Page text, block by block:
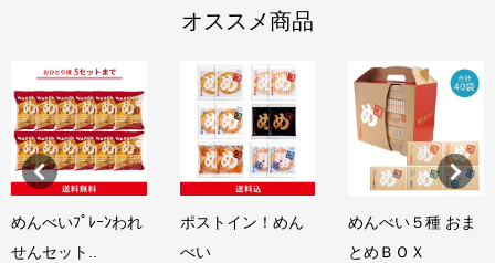
オススメ商品
めんべいﾌﾟﾚｰﾝわれ
せんセット..
ポストイン！めん
べい
めんべい５種 おま
とめＢＯＸ